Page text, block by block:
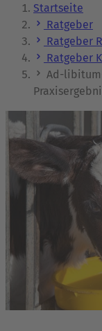
Startseite
Ratgeber
Ratgeber
Ratgeber
Ad-